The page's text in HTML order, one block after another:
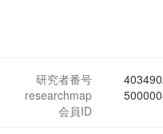
研究者番号
researchmap
会員ID